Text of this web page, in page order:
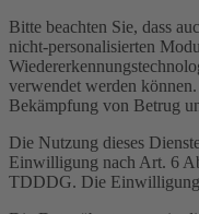
Bitte beachten Sie, dass
nicht-personalisierten
verwendet werden
Bekämpfung von Betrug
Die Nutzung dieses
Einwilligung nach Art. 6
TDDDG. Die Einwilligung